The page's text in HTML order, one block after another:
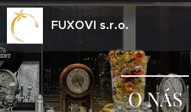
FUXOVI s.r.o.
O NÁS